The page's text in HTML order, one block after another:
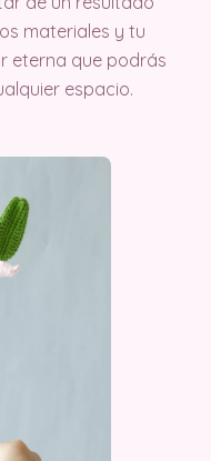
materiales y tu
eterna que podrás
espacio.